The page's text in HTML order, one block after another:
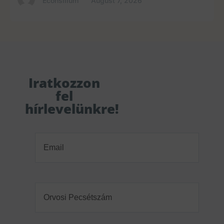
Iratkozzon
fel
hírlevelünkre!
Pecsétszám(Required)